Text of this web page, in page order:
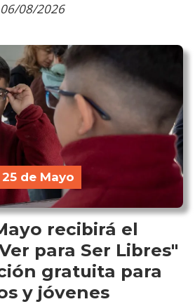
06/08/2026
recibirá el
para Ser Libres"
gratuita para
y jóvenes
25 de Mayo